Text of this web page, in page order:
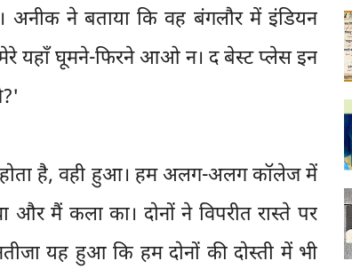
अनीक ने बताया कि वह बंगलौर में इंडियन
यहाँ घूमने-फिरने आओ न। द बेस्ट प्लेस इन
होता है, वही हुआ। हम अलग-अलग कॉलेज में
और मैं कला का। दोनों ने विपरीत रास्ते पर
यह हुआ कि हम दोनों की दोस्ती में भी